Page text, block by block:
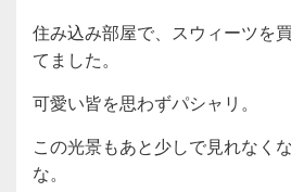
住み込み部屋で、スウィーツを
てました。
可愛い皆を思わずパシャリ。
この光景もあと少しで見れなく
な。